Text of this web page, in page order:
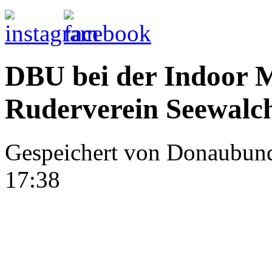
DBU bei der Indoor
Ruderverein
Gespeichert von
17:38